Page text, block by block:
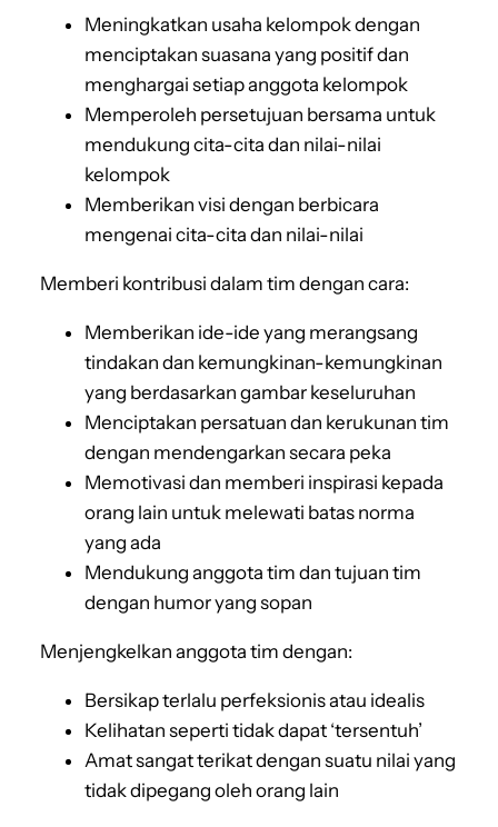
Meningkatkan usaha kelompok dengan
menciptakan suasana yang positif dan
menghargai setiap anggota kelompok
Memperoleh persetujuan bersama untuk
mendukung cita-cita dan nilai-nilai
kelompok
Memberikan visi dengan berbicara
mengenai cita-cita dan nilai-nilai
Memberi kontribusi dalam tim dengan cara:
Memberikan ide-ide yang merangsang
tindakan dan kemungkinan-kemungkinan
yang berdasarkan gambar keseluruhan
Menciptakan persatuan dan kerukunan tim
dengan mendengarkan secara peka
Memotivasi dan memberi inspirasi kepada
orang lain untuk melewati batas norma
yang ada
Mendukung anggota tim dan tujuan tim
dengan humor yang sopan
Menjengkelkan anggota tim dengan:
Bersikap terlalu perfeksionis atau idealis
Kelihatan seperti tidak dapat ‘tersentuh’
Amat sangat terikat dengan suatu nilai yang
tidak dipegang oleh orang lain